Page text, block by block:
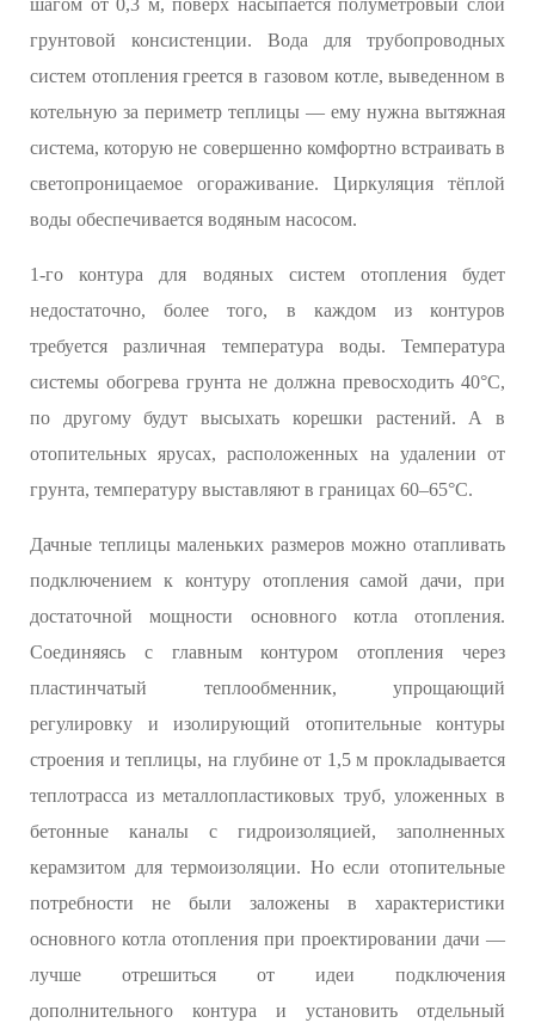
шагом от 0,3 м, поверх насыпается полуметровый слой
грунтовой консистенции. Вода для трубопроводных
систем отопления греется в газовом котле, выведенном в
котельную за периметр теплицы — ему нужна вытяжная
система, которую не совершенно комфортно встраивать в
светопроницаемое огораживание. Циркуляция тёплой
воды обеспечивается водяным насосом.
1-го контура для водяных систем отопления будет
недостаточно, более того, в каждом из контуров
требуется различная температура воды. Температура
системы обогрева грунта не должна превосходить 40°С,
по другому будут высыхать корешки растений. А в
отопительных ярусах, расположенных на удалении от
грунта, температуру выставляют в границах 60–65°С.
Дачные теплицы маленьких размеров можно отапливать
подключением к контуру отопления самой дачи, при
достаточной мощности основного котла отопления.
Соединяясь с главным контуром отопления через
пластинчатый теплообменник, упрощающий
регулировку и изолирующий отопительные контуры
строения и теплицы, на глубине от 1,5 м прокладывается
теплотрасса из металлопластиковых труб, уложенных в
бетонные каналы с гидроизоляцией, заполненных
керамзитом для термоизоляции. Но если отопительные
потребности не были заложены в характеристики
основного котла отопления при проектировании дачи —
лучше отрешиться от идеи подключения
дополнительного контура и установить отдельный